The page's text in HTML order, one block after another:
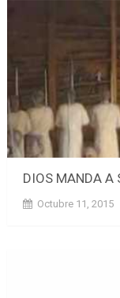
DIOS MANDA A
Octubre 11, 2015